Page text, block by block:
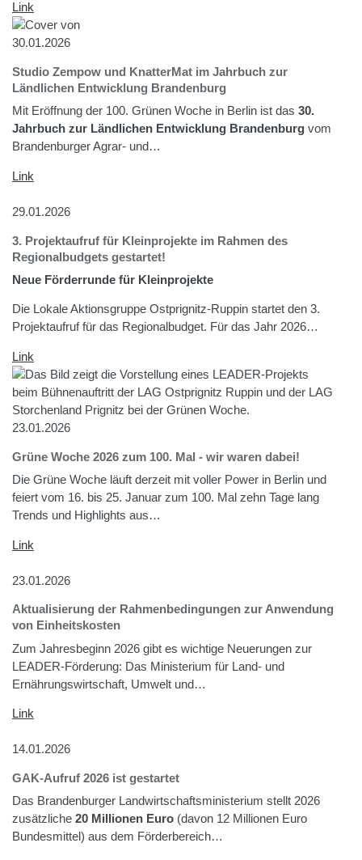
Link
30.01.2026
Studio Zempow und KnatterMat im Jahrbuch zur
Ländlichen Entwicklung Brandenburg
Mit Eröffnung der 100. Grünen Woche in Berlin ist das 30.
Jahrbuch zur Ländlichen Entwicklung Brandenburg vom
Brandenburger Agrar- und…
Link
29.01.2026
3. Projektaufruf für Kleinprojekte im Rahmen des
Regionalbudgets gestartet!
Neue Förderrunde für Kleinprojekte
Die Lokale Aktionsgruppe Ostprignitz-Ruppin startet den 3.
Projektaufruf für das Regionalbudget. Für das Jahr 2026…
Link
23.01.2026
Grüne Woche 2026 zum 100. Mal - wir waren dabei!
Die Grüne Woche läuft derzeit mit voller Power in Berlin und
feiert vom 16. bis 25. Januar zum 100. Mal zehn Tage lang
Trends und Highlights aus…
Link
23.01.2026
Aktualisierung der Rahmenbedingungen zur Anwendung
von Einheitskosten
Zum Jahresbeginn 2026 gibt es wichtige Neuerungen zur
LEADER-Förderung: Das Ministerium für Land- und
Ernährungswirtschaft, Umwelt und…
Link
14.01.2026
GAK-Aufruf 2026 ist gestartet
Das Brandenburger Landwirtschaftsministerium stellt 2026
zusätzliche 20 Millionen Euro (davon 12 Millionen Euro
Bundesmittel) aus dem Förderbereich…